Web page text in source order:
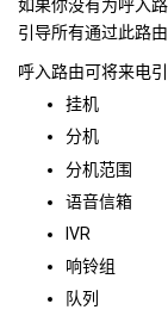
如果你没有为呼入
引导所有通过此路
呼入路由可将来电
挂机
分机
分机范围
语音信箱
IVR
响铃组
队列